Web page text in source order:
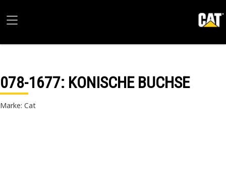
078-1677: KONISCHE BUCHSE
Marke: Cat